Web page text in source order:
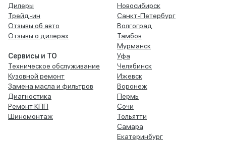
Дилеры
Трейд-ин
Отзывы об авто
Отзывы о дилерах
Сервисы и ТО
Техническое обслуживание
Кузовной ремонт
Замена масла и фильтров
Диагностика
Ремонт КПП
Шиномонтаж
Новосибирск
Санкт-Петербург
Волгоград
Тамбов
Мурманск
Уфа
Челябинск
Ижевск
Воронеж
Пермь
Сочи
Тольятти
Самара
Екатеринбург